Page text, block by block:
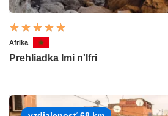
Afrika
Prehliadka Imi n'Ifri